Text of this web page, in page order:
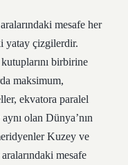
mesafe her
yatay çizgilerdir.
birbirine
maksimum,
ekvatora paralel
olan Dünya’nın
Kuzey ve
mesafe